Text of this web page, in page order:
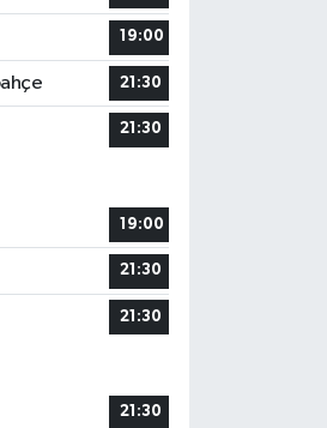
19:00
21:30
21:30
19:00
21:30
21:30
21:30